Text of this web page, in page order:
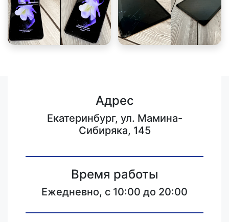
Адрес
Екатеринбург, ул. Мамина-
Сибиряка, 145
Время работы
Ежедневно, с 10:00 до 20:00